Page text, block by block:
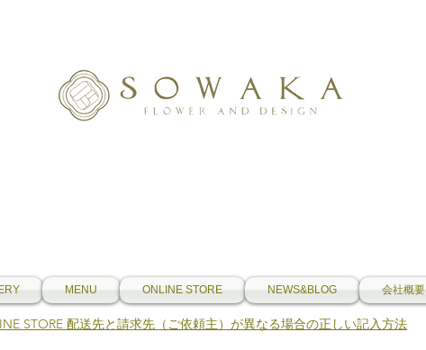
MENU ONLINE STORE NEWS&BLOG 会社概要
STORE 配送先と請求先（ご依頼主）が異なる場合の正しい記入方法